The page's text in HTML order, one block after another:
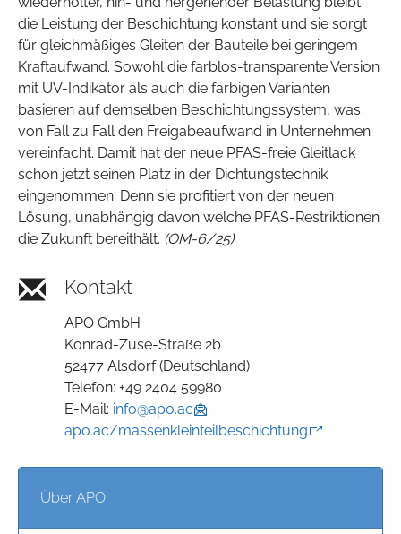
die Leistung der Beschichtung konstant und sie sorgt
für gleichmäßiges Gleiten der Bauteile bei geringem
Kraftaufwand. Sowohl die farblos-transparente Version
mit UV-Indikator als auch die farbigen Varianten
basieren auf demselben Beschichtungssystem, was
von Fall zu Fall den Freigabeaufwand in Unternehmen
vereinfacht. Damit hat der neue PFAS-freie Gleitlack
schon jetzt seinen Platz in der Dichtungstechnik
eingenommen. Denn sie profitiert von der neuen
Lösung, unabhängig davon welche PFAS-Restriktionen
die Zukunft bereithält. (OM-6/25)
Kontakt
APO GmbH
Konrad-Zuse-Straße 2b
52477 Alsdorf (Deutschland)
Telefon: +49 2404 59980
E-Mail: info@apo.ac
apo.ac/massenkleinteilbeschichtung
Über APO